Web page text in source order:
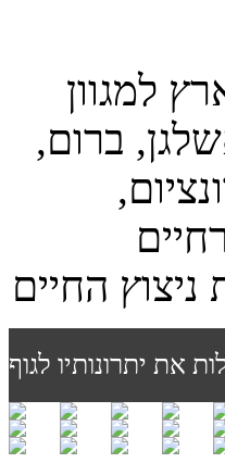
למגוון
ברום,
את יתרונותיו לגוף